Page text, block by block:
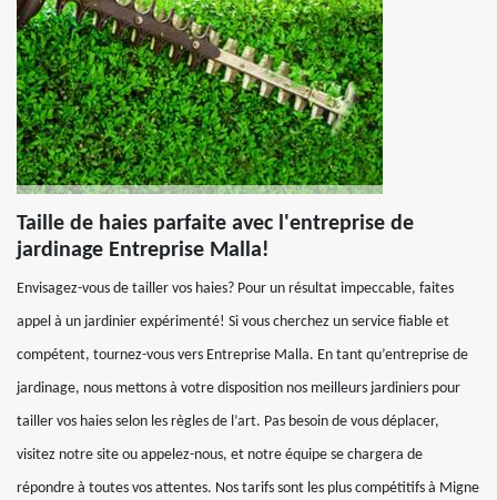
Taille de haies parfaite avec l'entreprise de
jardinage Entreprise Malla!
Envisagez-vous de tailler vos haies? Pour un résultat impeccable, faites
appel à un jardinier expérimenté! Si vous cherchez un service fiable et
compétent, tournez-vous vers Entreprise Malla. En tant qu’entreprise de
jardinage, nous mettons à votre disposition nos meilleurs jardiniers pour
tailler vos haies selon les règles de l’art. Pas besoin de vous déplacer,
visitez notre site ou appelez-nous, et notre équipe se chargera de
répondre à toutes vos attentes. Nos tarifs sont les plus compétitifs à Migne